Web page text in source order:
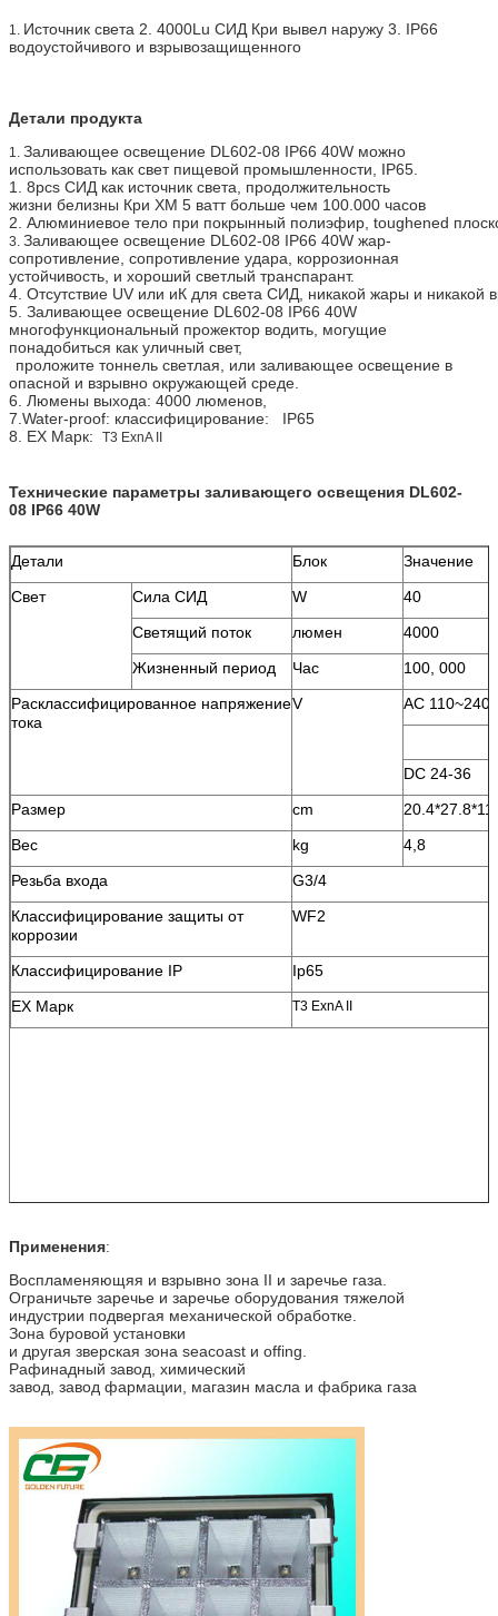
1. Источник света 2. 4000Lu СИД Кри вывел наружу 3. IP66
водоустойчивого и взрывозащищенного
Детали продукта
1. Заливающее освещение DL602-08 IP66 40W можно
использовать как свет пищевой промышленности, IP65.
1. 8pcs СИД как источник света, продолжительность
жизни белизны Кри XM 5 ватт больше чем 100.000 часов
2. Алюминиевое тело при покрынный полиэфир, toughened
3. Заливающее освещение DL602-08 IP66 40W жар-
сопротивление, сопротивление удара, коррозионная
устойчивость, и хороший светлый транспарант.
4. Отсутствие UV или иК для света СИД, никакой жары и никакой
5. Заливающее освещение DL602-08 IP66 40W
многофункциональный прожектор водить, могущие
понадобиться как уличный свет,
проложите тоннель светлая, или заливающее освещение в
опасной и взрывно окружающей среде.
6. Люмены выхода: 4000 люменов,
7.Water-proof: классифицирование: IP65
8. EX Марк: T3 ExnA II
Технические параметры заливающего освещения DL602-
08 IP66 40W
Детали Блок
Значение
Свет
Сила СИД W
40
Светящий поток
люмен
4000
Жизненный период
Час
100, 000
Расклассифицированное напряжение
тока
V AC 110~240
DC 24-36
Размер
cm
Вес
kg
4,8
Резьба входа
G3/4
Классифицирование защиты от
коррозии
WF2
Классифицирование IP
Ip65
EX Марк
T3 ExnA II
Применения:
Воспламеняющяя и взрывно зона II и заречье газа.
Ограничьте заречье и заречье оборудования тяжелой
индустрии подвергая механической обработке.
Зона буровой установки
и другая зверская зона seacoast и offing.
Рафинадный завод, химический
завод, завод фармации, магазин масла и фабрика газа